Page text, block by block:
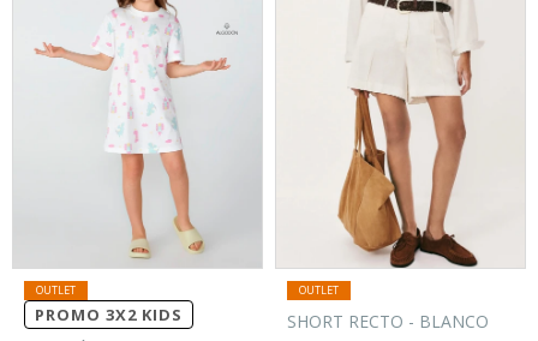
PROMO 3X2 KIDS SHORT RECTO - BLANCO